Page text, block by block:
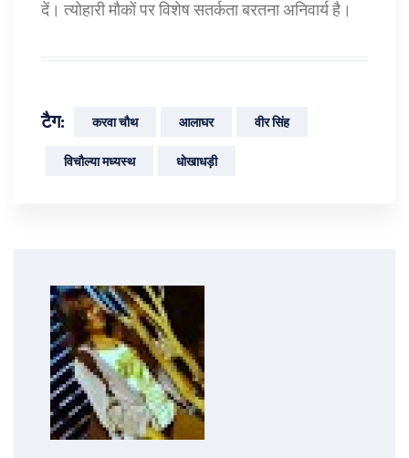
दें। त्योहारी मौकों पर विशेष सतर्कता बरतना अनिवार्य है।
टैग: करवा चौथ आलाघर वीर सिंह
विचौल्या मध्यस्थ धोखाधड़ी